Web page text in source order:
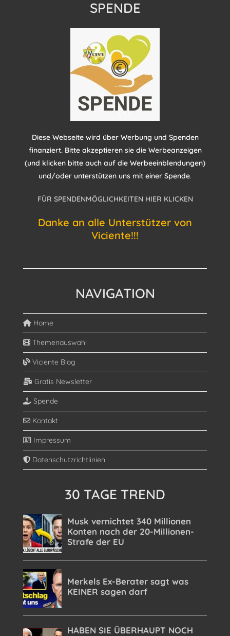
SPENDE
Diese Webseite wird über Werbung und Spenden
finanziert. Bitte akzeptieren sie die Werbeanzeigen
(und klicken bitte auch auf die Werbeeinblendungen)
und/oder unterstützen uns mit einer Spende.
FÜR SPENDENMÖGLICHKEITEN HIER KLICKEN
Danke an alle Unterstützer von
Viciente!!!
NAVIGATION
Home
Themenauswahl
Viciente Blog
Gratis Newsletter
Spende
Kontakt
Impressum
Datenschutzrichtlinien
30 TAGE TREND